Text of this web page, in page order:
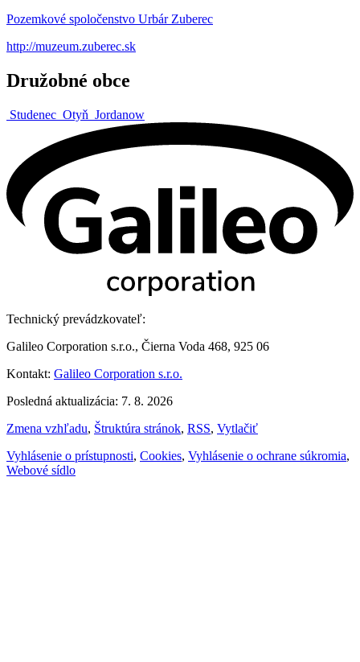
Pozemkové spoločenstvo Urbár Zuberec
http://muzeum.zuberec.sk
Družobné obce
Studenec Otyň Jordanow
Technický prevádzkovateľ:
Galileo Corporation s.r.o., Čierna Voda 468, 925 06
Kontakt: Galileo Corporation s.r.o.
Posledná aktualizácia: 7. 8. 2026
Zmena vzhľadu, Štruktúra stránok, RSS, Vytlačiť
Vyhlásenie o prístupnosti, Cookies, Vyhlásenie o ochrane súkromia,
Webové sídlo